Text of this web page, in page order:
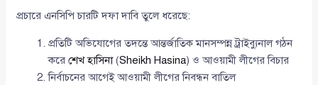
প্রচারে এনসিপি চারটি দফা দাবি তুলে ধরেছে:
প্রতিটি অভিযোগের তদন্তে আন্তর্জাতিক মানসম্পন্ন ট্রাইব্যুনাল গঠন
করেশেখ হাসিনা(Sheikh Hasina) ও আওয়ামী লীগের বিচার
নির্বাচনের আগেই আওয়ামী লীগের নিবন্ধন বাতিল